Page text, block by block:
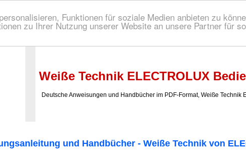
Funktionen für soziale Medien anbieten zu
zu Ihrer Nutzung unserer Website an unsere Partner für
Bedienungsanleitung!
Weiße Technik ELECTROLUX
Deutsche Anweisungen und Handbücher im PDF-Format, Weiße Technik
und Handbücher - Weiße Technik von